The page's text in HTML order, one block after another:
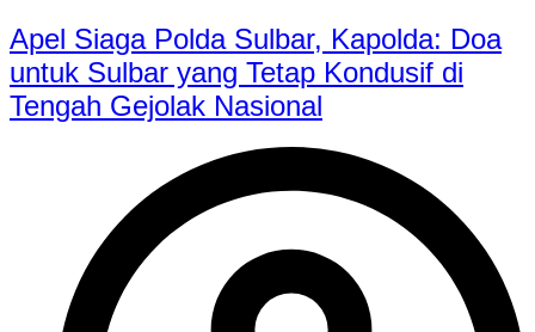
Apel Siaga Polda Sulbar, Kapolda: Doa
untuk Sulbar yang Tetap Kondusif di
Tengah Gejolak Nasional